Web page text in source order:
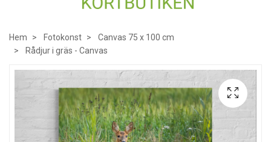
Hem Fotokonst
Canvas 75 x 100 cm
Rådjur i gräs - Canvas